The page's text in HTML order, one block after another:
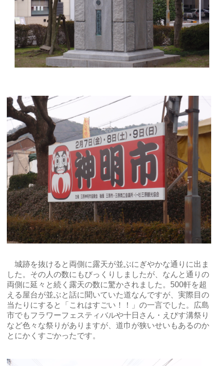
城跡を抜けると両側に露天が並ぶにぎやかな通りに出ま
した。その人の数にもびっくりしましたが、なんと通りの
両側に延々と続く露天の数に驚かされました。500軒を超
える屋台が並ぶと話に聞いていた道なんですが、実際目の
当たりにすると「これはすごい！！」の一言でした。広島
市でもフラワーフェスティバルや十日さん・えびす溝祭り
など色々な祭りがありますが、道巾が狭いせいもあるのか
とにかくすごかったです。